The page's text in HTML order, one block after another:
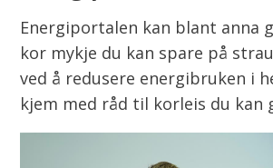
e
Energiportalen kan blant anna
kor mykje du kan spare på
ved å redusere energibruken i
kjem med råd til korleis du kan